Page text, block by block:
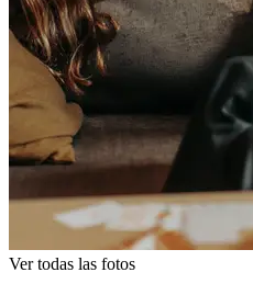
Ver todas las fotos